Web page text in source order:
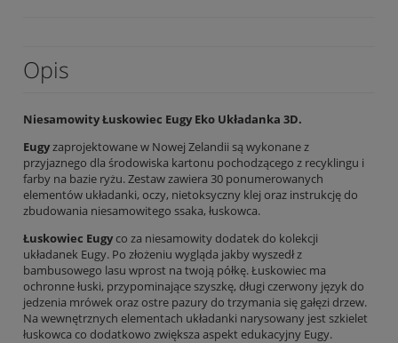
Opis
Niesamowity Łuskowiec Eugy Eko Układanka 3D.
Eugy zaprojektowane w Nowej Zelandii są wykonane z
przyjaznego dla środowiska kartonu pochodzącego z recyklingu i
farby na bazie ryżu. Zestaw zawiera 30 ponumerowanych
elementów układanki, oczy, nietoksyczny klej oraz instrukcję do
zbudowania niesamowitego ssaka, łuskowca.
Łuskowiec Eugyco za niesamowity dodatek do kolekcji
układanek Eugy. Po złożeniu wygląda jakby wyszedł z
bambusowego lasu wprost na twoją półkę. Łuskowiec ma
ochronne łuski, przypominające szyszkę, długi czerwony język do
jedzenia mrówek oraz ostre pazury do trzymania się gałęzi drzew.
Na wewnętrznych elementach układanki narysowany jest szkielet
łuskowca co dodatkowo zwiększa aspekt edukacyjny Eugy.